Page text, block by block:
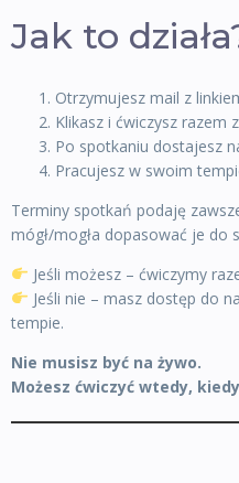
Jak to
Otrzymujesz mail z
Klikasz i ćwiczysz razem
Po spotkaniu dostajesz
Pracujesz w swoim
Terminy spotkań podaję
mógł/mogła dopasować je do
Jeśli możesz – ćwiczymy
Jeśli nie – masz dostęp do
tempie.
Nie musisz być na żywo.
Możesz ćwiczyć wtedy,